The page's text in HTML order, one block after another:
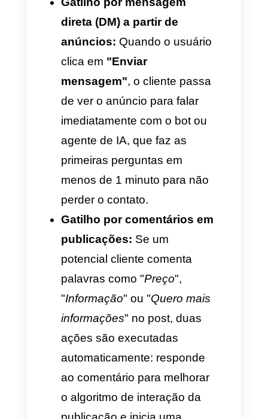
anúncios sejam entregues com
a opção
"Conversas". Com
essa ação, você indica à Meta
que, por meio dos cliques,
sejam geradas interações de
chat e não sejam desviadas ou
desperdiçadas. Em seguida,
defina o público-alvo utilizando
a segmentação específica de
acordo com o perfil do lead
potencial.
Passo 4: Configuração
do modelo de
mensagens
Nesta etapa,Criação do
Anúncio, após subir a peça